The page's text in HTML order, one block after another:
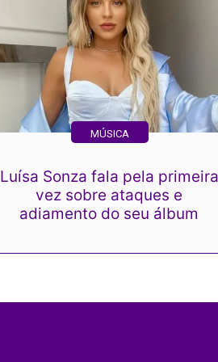
MÚSICA
Luísa Sonza fala pela primeira
vez sobre ataques e
adiamento do seu álbum